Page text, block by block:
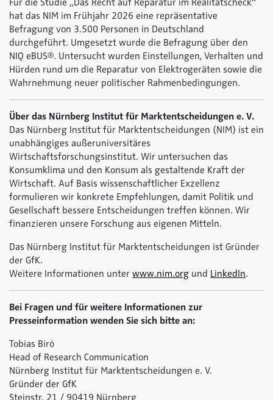
Für die Studie „Das Recht auf Reparatur im Realitätscheck“
hat das NIM im Frühjahr 2026 eine repräsentative
Befragung von 3.500 Personen in Deutschland
durchgeführt. Umgesetzt wurde die Befragung über den
NIQ eBUS®. Untersucht wurden Einstellungen, Verhalten und
Hürden rund um die Reparatur von Elektrogeräten sowie die
Wahrnehmung neuer politischer Rahmenbedingungen.
Über das Nürnberg Institut für Marktentscheidungen e. V.
Das Nürnberg Institut für Marktentscheidungen (NIM) ist ein
unabhängiges außeruniversitäres
Wirtschaftsforschungsinstitut. Wir untersuchen das
Konsumklima und den Konsum als gestaltende Kraft der
Wirtschaft. Auf Basis wissenschaftlicher Exzellenz
formulieren wir konkrete Empfehlungen, damit Politik und
Gesellschaft bessere Entscheidungen treffen können. Wir
finanzieren unsere Forschung aus eigenen Mitteln.
Das Nürnberg Institut für Marktentscheidungen ist Gründer
der GfK.
Weitere Informationen unter www.nim.org und LinkedIn.
Bei Fragen und für weitere Informationen zur
Presseinformation wenden Sie sich bitte an:
Tobias Biró
Head of Research Communication
Nürnberg Institut für Marktentscheidungen e. V.
Gründer der GfK
Steinstr. 21 / 90419 Nürnberg